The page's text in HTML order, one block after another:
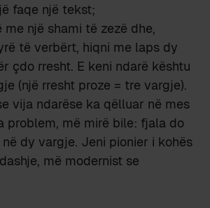
faqe një tekst;
një shami të zezë dhe,
të verbërt, hiqni me laps dy
çdo rresht. E keni ndarë kështu
(një rresht proze = tre vargje).
vija ndarëse ka qëlluar në mes
problem, më mirë bile: fjala do
dy vargje. Jeni pionier i kohës
më modernist se